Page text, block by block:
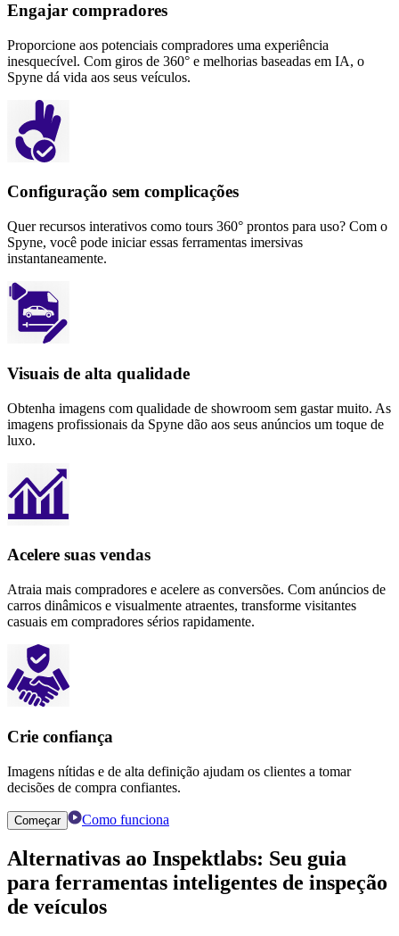
Engajar compradores
Proporcione aos potenciais compradores uma experiência
inesquecível. Com giros de 360° e melhorias baseadas em IA, o
Spyne dá vida aos seus veículos.
Configuração sem complicações
Quer recursos interativos como tours 360° prontos para uso? Com ​​o
Spyne, você pode iniciar essas ferramentas imersivas
instantaneamente.
Visuais de alta qualidade
Obtenha imagens com qualidade de showroom sem gastar muito. As
imagens profissionais da Spyne dão aos seus anúncios um toque de
luxo.
Acelere suas vendas
Atraia mais compradores e acelere as conversões. Com anúncios de
carros dinâmicos e visualmente atraentes, transforme visitantes
casuais em compradores sérios rapidamente.
Crie confiança
Imagens nítidas e de alta definição ajudam os clientes a tomar
decisões de compra confiantes.
Começar Como funciona
Alternativas ao Inspektlabs: Seu guia
para ferramentas inteligentes de inspeção
de veículos